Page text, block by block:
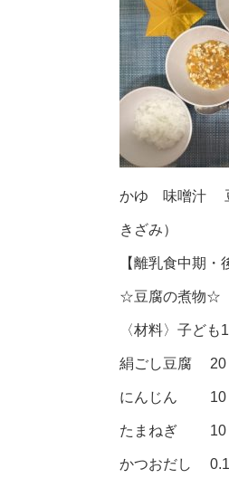
かゆ 味噌汁 豆
きざみ）
【離乳食中期・
☆豆腐の煮物☆
〈材料〉子ども
絹ごし豆腐 20
にんじん 10
たまねぎ 10
かつおだし 0.1